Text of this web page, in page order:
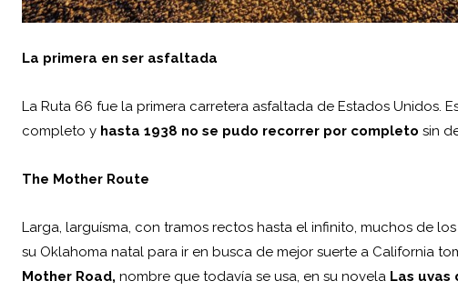
La primera en ser asfaltada
La Ruta 66 fue la primera carretera asfaltada de Estados Unidos.
completo y hasta 1938 no se pudo recorrer por completo sin
The Mother Route
Larga, larguísma, con tramos rectos hasta el infinito, muchos de
su Oklahoma natal para ir en busca de mejor suerte a California
Mother Road, nombre que todavía se usa, en su novela Las uvas